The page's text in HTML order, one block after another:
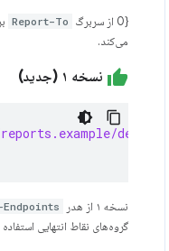
{0 از سربرگ Report-To
می‌کند.
نسخه ۱ (جدید)
default"
نسخه ۱ از هدر
گروه‌های نقاط انتهایی